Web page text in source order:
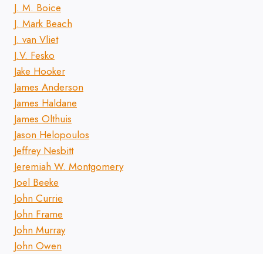
J. M. Boice
J. Mark Beach
J. van Vliet
J.V. Fesko
Jake Hooker
James Anderson
James Haldane
James Olthuis
Jason Helopoulos
Jeffrey Nesbitt
Jeremiah W. Montgomery
Joel Beeke
John Currie
John Frame
John Murray
John Owen